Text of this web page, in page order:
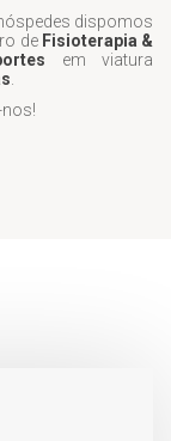
dispomos
de Fisioterapia &
em viatura